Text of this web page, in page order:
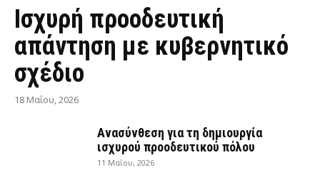
Ισχυρή προοδευτική
απάντηση με κυβερνητικό
σχέδιο
18 Μαΐου, 2026
Ανασύνθεση για τη δημιουργία
ισχυρού προοδευτικού πόλου
11 Μαΐου, 2026